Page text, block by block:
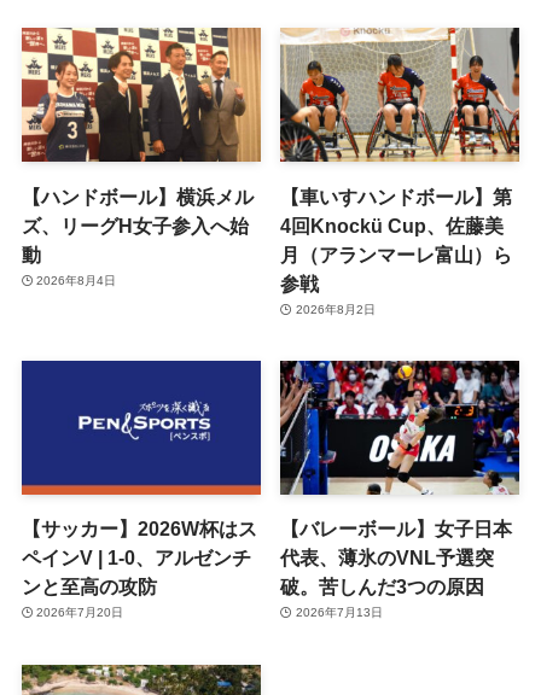
【ハンドボール】横浜メル
ズ、リーグH女子参入へ始
動
2026年8月4日
【車いすハンドボール】第
4回Knockü Cup、佐藤美
月（アランマーレ富山）ら
参戦
2026年8月2日
【サッカー】2026W杯はス
ペインV | 1-0、アルゼンチ
ンと至高の攻防
2026年7月20日
【バレーボール】女子日本
代表、薄氷のVNL予選突
破。苦しんだ3つの原因
2026年7月13日